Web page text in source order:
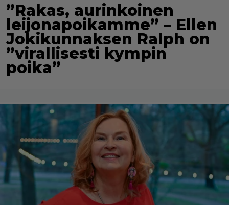
”Rakas, aurinkoinen
leijonapoikamme” – Ellen
Jokikunnaksen Ralph on
”virallisesti kympin
poika”